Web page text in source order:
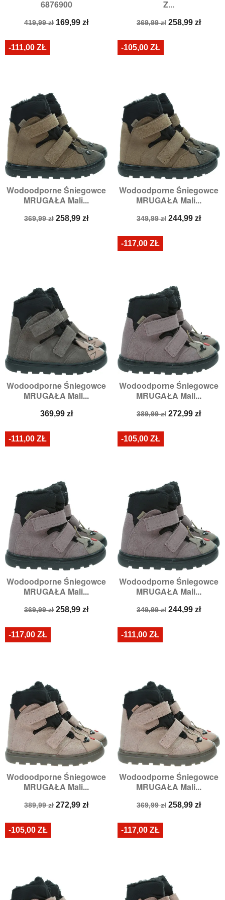
6876900
Cena
419,99 zł Cena
169,99 zł
Z...
Cena
369,99 zł Cena
258,99 zł
Wodoodporne Śniegowce
MRUGAŁA Mali...
Cena
369,99 zł Cena
258,99 zł
-111,00 ZŁ
Wodoodporne Śniegowce
MRUGAŁA Mali...
Cena
349,99 zł Cena
244,99 zł
-105,00 ZŁ
Wodoodporne Śniegowce
MRUGAŁA Mali...
Cena
369,99 zł
Wodoodporne Śniegowce
MRUGAŁA Mali...
Cena
389,99 zł Cena
272,99 zł
-117,00 ZŁ
Wodoodporne Śniegowce
MRUGAŁA Mali...
Cena
369,99 zł Cena
258,99 zł
-111,00 ZŁ
Wodoodporne Śniegowce
MRUGAŁA Mali...
Cena
349,99 zł Cena
244,99 zł
-105,00 ZŁ
Wodoodporne Śniegowce
MRUGAŁA Mali...
Cena
389,99 zł Cena
272,99 zł
-117,00 ZŁ
Wodoodporne Śniegowce
MRUGAŁA Mali...
Cena
369,99 zł Cena
258,99 zł
-111,00 ZŁ
-105,00 ZŁ -117,00 ZŁ